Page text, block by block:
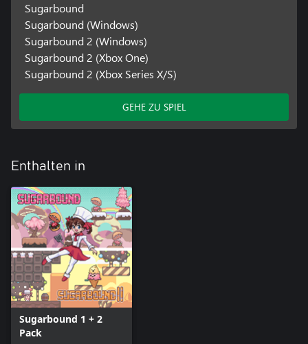
Sugarbound
Sugarbound (Windows)
Sugarbound 2 (Windows)
Sugarbound 2 (Xbox One)
Sugarbound 2 (Xbox Series X/S)
GEHE ZU SPIEL
Enthalten in
Sugarbound 1 + 2
Pack